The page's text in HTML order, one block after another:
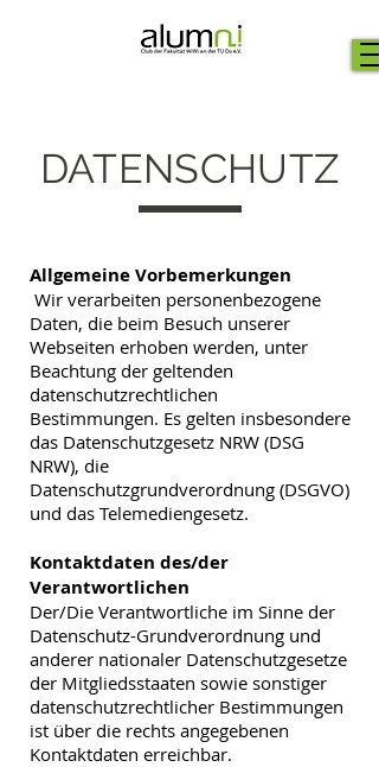
DATENSCHUTZ
Allgemeine Vorbemerkungen
Wir verarbeiten personenbezogene
Daten, die beim Besuch unserer
Webseiten erhoben werden, unter
Beachtung der geltenden
datenschutzrechtlichen
Bestimmungen. Es gelten insbesondere
das Datenschutzgesetz NRW (DSG
NRW), die
Datenschutzgrundverordnung (DSGVO)
und das Telemediengesetz.
Kontaktdaten des/der
Verantwortlichen
Der/Die Verantwortliche im Sinne der
Datenschutz-Grundverordnung und
anderer nationaler Datenschutzgesetze
der Mitgliedsstaaten sowie sonstiger
datenschutzrechtlicher Bestimmungen
ist über die rechts angegebenen
Kontaktdaten erreichbar.